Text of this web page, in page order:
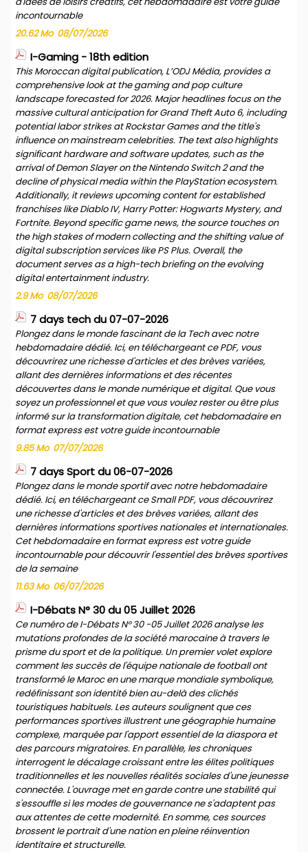
incontournable
20.62 Mo 08/07/2026
I-Gaming - 18th edition
This Moroccan digital publication, L’ODJ Média, provides a
comprehensive look at the gaming and pop culture
landscape forecasted for 2026. Major headlines focus on the
massive cultural anticipation for Grand Theft Auto 6, including
potential labor strikes at Rockstar Games and the title's
influence on mainstream celebrities. The text also highlights
significant hardware and software updates, such as the
arrival of Demon Slayer on the Nintendo Switch 2 and the
decline of physical media within the PlayStation ecosystem.
Additionally, it reviews upcoming content for established
franchises like Diablo IV, Harry Potter: Hogwarts Mystery, and
Fortnite. Beyond specific game news, the source touches on
the high stakes of modern collecting and the shifting value of
digital subscription services like PS Plus. Overall, the
document serves as a high-tech briefing on the evolving
digital entertainment industry.
2.9 Mo 08/07/2026
7 days tech du 07-07-2026
Plongez dans le monde fascinant de la Tech avec notre
hebdomadaire dédié. Ici, en téléchargeant ce PDF, vous
découvrirez une richesse d'articles et des brèves variées,
allant des dernières informations et des récentes
découvertes dans le monde numérique et digital. Que vous
soyez un professionnel et que vous voulez rester ou être plus
informé sur la transformation digitale, cet hebdomadaire en
format express est votre guide incontournable
9.85 Mo 07/07/2026
7 days Sport du 06-07-2026
Plongez dans le monde sportif avec notre hebdomadaire
dédié. Ici, en téléchargeant ce Small PDF, vous découvrirez
une richesse d'articles et des brèves variées, allant des
dernières informations sportives nationales et internationales.
Cet hebdomadaire en format express est votre guide
incontournable pour découvrir l'essentiel des brèves sportives
de la semaine
11.63 Mo 06/07/2026
I-Débats N° 30 du 05 Juillet 2026
Ce numéro de I-Débats N° 30 -05 Juillet 2026 analyse les
mutations profondes de la société marocaine à travers le
prisme du sport et de la politique. Un premier volet explore
comment les succès de l'équipe nationale de football ont
transformé le Maroc en une marque mondiale symbolique,
redéfinissant son identité bien au-delà des clichés
touristiques habituels. Les auteurs soulignent que ces
performances sportives illustrent une géographie humaine
complexe, marquée par l'apport essentiel de la diaspora et
des parcours migratoires. En parallèle, les chroniques
interrogent le décalage croissant entre les élites politiques
traditionnelles et les nouvelles réalités sociales d'une jeunesse
connectée. L'ouvrage met en garde contre une stabilité qui
s'essouffle si les modes de gouvernance ne s'adaptent pas
aux attentes de cette modernité. En somme, ces sources
brossent le portrait d'une nation en pleine réinvention
identitaire et structurelle.